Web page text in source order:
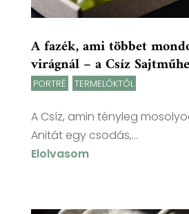
A fazék, ami többet
virágnál – a Csíz
PORTRÉ TERMELŐKTŐL
A Csíz, amin tényleg
Anitát egy csodás,...
Elolvasom